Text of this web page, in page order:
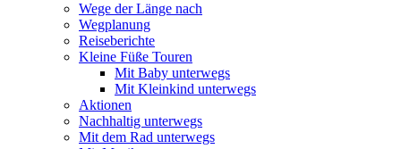
Wege der Länge nach
Wegplanung
Reiseberichte
Kleine Füße Touren
Mit Baby unterwegs
Mit Kleinkind unterwegs
Aktionen
Nachhaltig unterwegs
Mit dem Rad unterwegs